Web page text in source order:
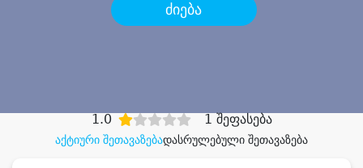
ძიება
აქტიური შეთავაზებადასრულებული შეთავაზება
1.0 1 შეფასება